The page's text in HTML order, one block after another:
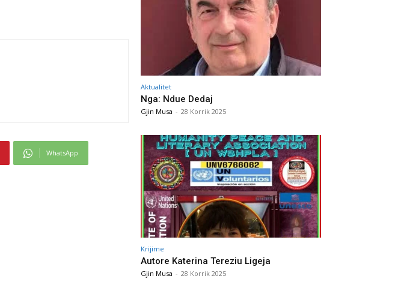
WhatsApp
Aktualitet
Nga: Ndue Dedaj
Gjin Musa - 28 Korrik 2025
Krijime
Autore Katerina Tereziu Ligeja
Gjin Musa - 28 Korrik 2025